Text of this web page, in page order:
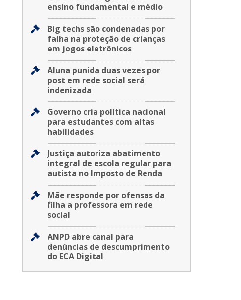
ensino fundamental e médio
Big techs são condenadas por
falha na proteção de crianças
em jogos eletrônicos
Aluna punida duas vezes por
post em rede social será
indenizada
Governo cria política nacional
para estudantes com altas
habilidades
Justiça autoriza abatimento
integral de escola regular para
autista no Imposto de Renda
Mãe responde por ofensas da
filha a professora em rede
social
ANPD abre canal para
denúncias de descumprimento
do ECA Digital